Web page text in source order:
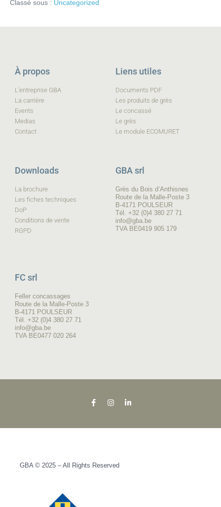
Classé sous : Uncategorized
À propos
L'entreprise GBA
La carrière
Events
Medias
Contact
Liens utiles
Documents PDF
Les produits de grès
Le concassé
Le grès
Le module ECOMURET
Downloads
La brochure
Les fiches techniques
DoP
Conditions de vente
RGPD
GBA srl
Grès du Bois d’Anthisnes
Route de la Malle-Poste 3
B-4171 POULSEUR
Tél. +32 (0)4 380 27 71
info@gba.be
TVA BE0419 905 179
FC srl
Feller concassages
Route de la Malle-Poste 3
B-4171 POULSEUR
Tél. +32 (0)4 380 27 71
info@gba.be
TVA BE0477 020 264
GBA © 2025 – All Rights Reserved